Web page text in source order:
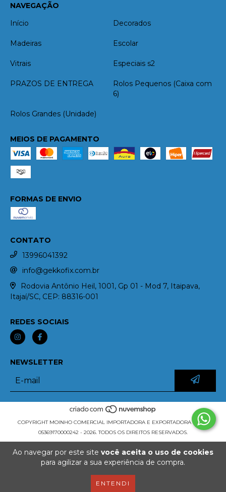
Ao navegar por este site você aceita o uso de cookies
para agilizar a sua experiência de compra.
ENTENDI
NAVEGAÇÃO
Início
Decorados
Madeiras Escolar
Vitrais Especiais s2
PRAZOS DE ENTREGA
Rolos Pequenos (Caixa com
6)
Rolos Grandes (Unidade)
MEIOS DE PAGAMENTO
FORMAS DE ENVIO
CONTATO
13996041392
info@gekkofix.com.br
Rodovia Antônio Heil, 1001, Gp 01 - Mod 7, Itaipava,
Itajaí/SC, CEP: 88316-001
REDES SOCIAIS
NEWSLETTER
COPYRIGHT MOINHO COMERCIAL IMPORTADORA E EXPORTADORA LTDA -
05369170000242 - 2026. TODOS OS DIREITOS RESERVADOS.